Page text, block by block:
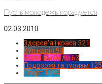
Пусть молодежь порадуется
02.03.2010
Здоров'я і краса 321
Кулінарія 94
Новинки моди 63
Подорожі та туризм 125
Спорт1224